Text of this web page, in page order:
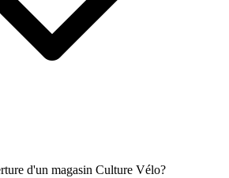
d'un magasin Culture Vélo?